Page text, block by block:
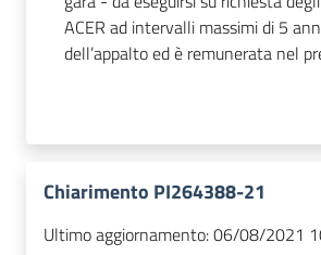
ACER ad intervalli massimi di 5
dell’appalto ed è remunerata nel
Chiarimento PI264388-21
Ultimo aggiornamento:06/08/2021